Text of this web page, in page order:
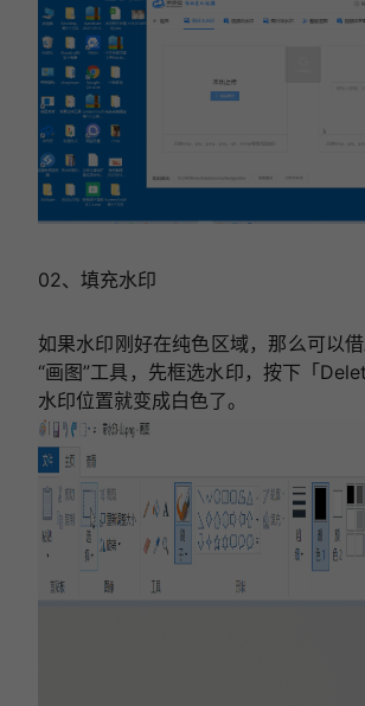
02、填充水印
如果水印刚好在纯色区域，那么可以
“画图”工具，先框选水印，按下「
水印位置就变成白色了。